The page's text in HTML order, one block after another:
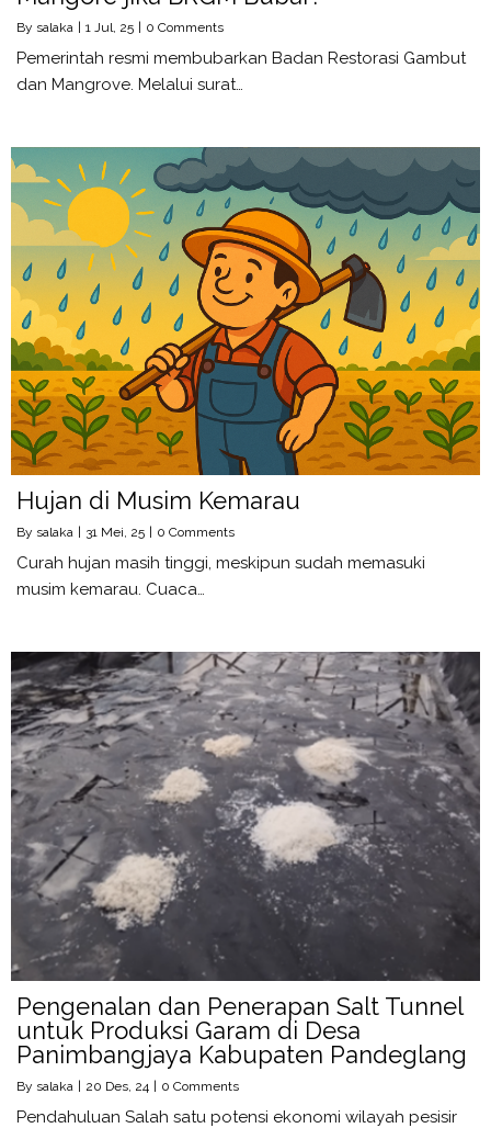
By salaka | 1 Jul, 25 | 0 Comments
Pemerintah resmi membubarkan Badan Restorasi Gambut
dan Mangrove. Melalui surat…
Hujan di Musim Kemarau
By salaka 31 Mei, 25 0 Comments
Curah hujan masih tinggi, meskipun sudah memasuki
musim kemarau. Cuaca…
Pengenalan dan Penerapan Salt Tunnel
untuk Produksi Garam di Desa
Panimbangjaya Kabupaten Pandeglang
By salaka | 20 Des, 24 | 0 Comments
Pendahuluan Salah satu potensi ekonomi wilayah pesisir